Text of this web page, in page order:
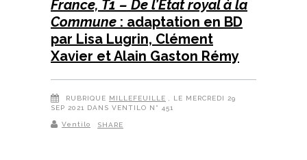
France, T1 – De l’État royal à la
Commune : adaptation en BD
par Lisa Lugrin, Clément
Xavier et Alain Gaston Rémy
RUBRIQUE MILLEFEUILLE
, LE MERCREDI 29
SEP 2021 DANS VENTILO N° 451
Ventilo SHARE